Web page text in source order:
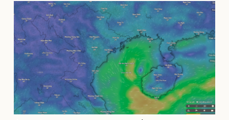
Kinh tế
Bất động sản
Khởi nghiệp
Thị trường
Giá vàng
Tiêu dùng
Tỷ giá
Chứng khoán
Giá cà phê